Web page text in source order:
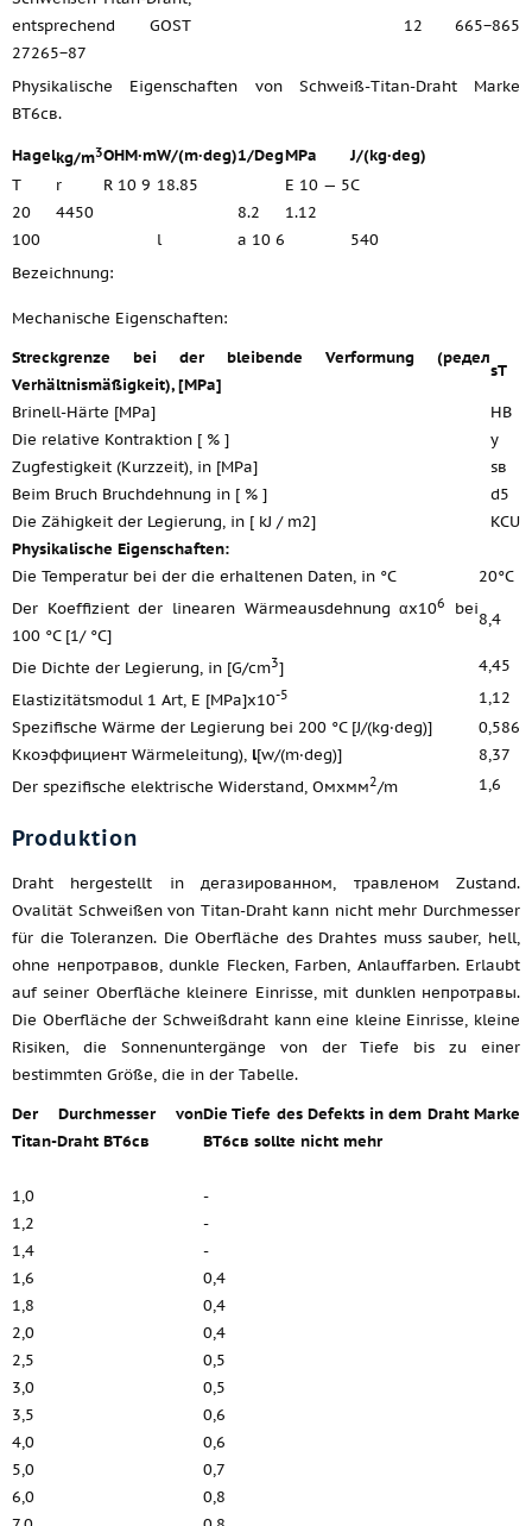
entsprechend GOST
27265−87
12 665−865
Physikalische Eigenschaften von Schweiß-Titan-Draht Marke
ВТ6св.
Hagelkg/m3OHM·mW/(m·deg)1/DegMPa
J/(kg·deg)
T
r R 10 9 18.85 E 10 — 5C
20
4450 8.2
1.12
100
l a 10 6
540
Bezeichnung:
Mechanische Eigenschaften:
Streckgrenze bei der bleibende Verformung (редел
Verhältnismäßigkeit), [MPa]
sT
Brinell-Härte [MPa]
HB
Die relative Kontraktion [ % ]
y
Zugfestigkeit (Kurzzeit), in [MPa]
ѕв
Beim Bruch Bruchdehnung in [ % ]
d5
Die Zähigkeit der Legierung, in [ kJ / m2]
KCU
Physikalische Eigenschaften:
Die Temperatur bei der die erhaltenen Daten, in °C
20°C
Der Koeffizient der linearen Wärmeausdehnung αx106
bei
100 °C [1/ °C]
8,4
Die Dichte der Legierung, in [G/cm3]
4,45
Elastizitätsmodul 1 Art, E [MPa]x10-5
1,12
Spezifische Wärme der Legierung bei 200 °C [J/(kg·deg)]
0,586
Ккоэффициент Wärmeleitung), l[w/(m·deg)]
8,37
Der spezifische elektrische Widerstand, Омхмм2/m 1,6
Produktion
Draht hergestellt in дегазированном, травленом Zustand.
Ovalität Schweißen von Titan-Draht kann nicht mehr Durchmesser
für die Toleranzen. Die Oberfläche des Drahtes muss sauber, hell,
ohne непротравов, dunkle Flecken, Farben, Anlauffarben. Erlaubt
auf seiner Oberfläche kleinere Einrisse, mit dunklen непротравы.
Die Oberfläche der Schweißdraht kann eine kleine Einrisse, kleine
Risiken, die Sonnenuntergänge von der Tiefe bis zu einer
bestimmten Größe, die in der Tabelle.
Der Durchmesser von
Titan-Draht ВТ6св
Die Tiefe des Defekts in dem Draht Marke
ВТ6св sollte nicht mehr
1,0
-
1,2
-
1,4
-
1,6
0,4
1,8
0,4
2,0
0,4
2,5
0,5
3,0
0,5
3,5
0,6
4,0
0,6
5,0
0,7
6,0
0,8